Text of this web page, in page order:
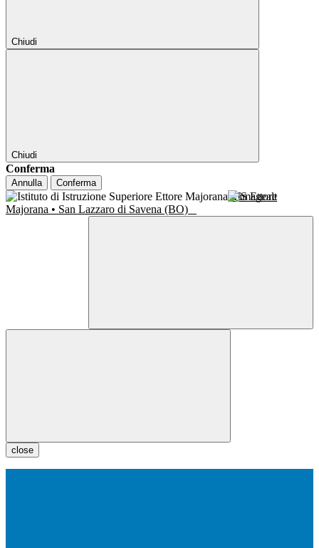
Chiudi
Chiudi
Conferma
Annulla Conferma
IIS Ettore
Majorana • San Lazzaro di Savena (BO)
close